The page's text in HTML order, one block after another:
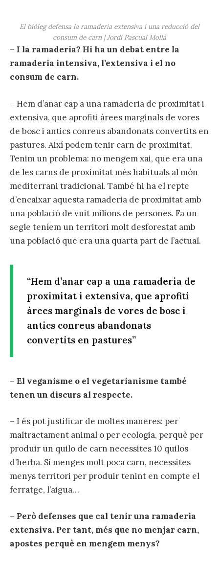
El biòleg defensa la ramaderia extensiva i una reducció del
consum de carn | Jordi Pascual Mollá
– I la ramaderia? Hi ha un debat entre la
ramaderia intensiva, l’extensiva i el no
consum de carn.
– Hem d’anar cap a una ramaderia de proximitat i
extensiva, que aprofiti àrees marginals de vores
de bosc i antics conreus abandonats convertits en
pastures. Així podem tenir carn de proximitat.
Tenim un problema: no mengem xai, que era una
de les carns de proximitat més habituals al món
mediterrani tradicional. També hi ha el repte
d’encaixar aquesta ramaderia de proximitat amb
una població de vuit milions de persones. Fa un
segle teníem un territori molt desforestat amb
una població que era una quarta part de l’actual.
“Hem d’anar cap a una ramaderia de
proximitat i extensiva, que aprofiti
àrees marginals de vores de bosc i
antics conreus abandonats
convertits en pastures”
– El veganisme o el vegetarianisme també
tenen un discurs al respecte.
– I és pot justificar de moltes maneres: per
maltractament animal o per ecologia, perquè per
produir un quilo de carn necessites 10 quilos
d’herba. Si menges molt poca carn, necessites
menys territori per produir tenint en compte el
ferratge, l’aigua…
– Però defenses que cal tenir una ramaderia
extensiva. Per tant, més que no menjar carn,
apostes perquè en mengem menys?